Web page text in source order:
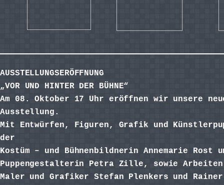
AUSSTELLUNGSERÖFFNUNG
„VOR UND HINTER DER BÜHNE“
Am 08. Oktober 17 Uhr eröffnen wir unsere
Ausstellung.
Mit Entwürfen, Figuren, Grafik und
der
Kostüm – und Bühnenbildnerin Annemarie Rost
Puppengestalterin Petra Zille, sowie
Maler und Grafiker Stefan Plenkers und Rainer